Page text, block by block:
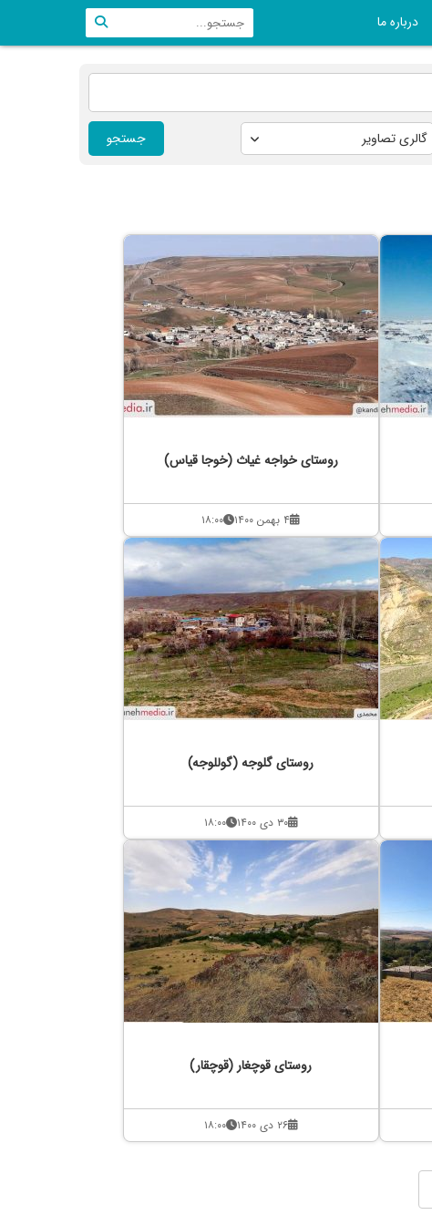
درباره ما
جستجو
روستای خواجه غیاث (خوجا قیاس)
۴ بهمن ۱۴۰۰ ۱۸:۰۰
روستای گلوجه (گوللوجه)
۳۰ دی ۱۴۰۰ ۱۸:۰۰
روستای قوچغار (قوچقار)
۲۶ دی ۱۴۰۰ ۱۸:۰۰